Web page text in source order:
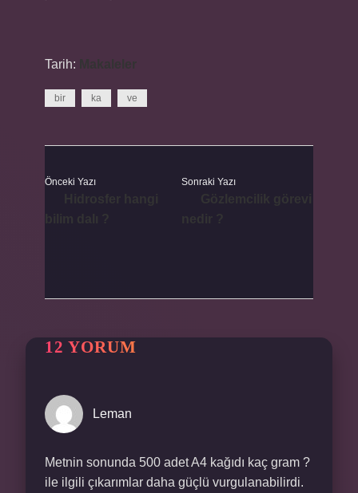
Tarih:
bir ka ve
Önceki Yazı Sonraki Yazı
12 YORUM
Leman
Metnin sonunda 500 adet A4 kağıdı kaç gram ?
ile ilgili çıkarımlar daha güçlü vurgulanabilirdi.